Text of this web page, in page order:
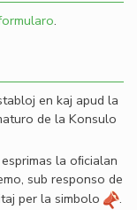
.
en kaj apud la
de la Konsulo
la oﬁcialan
sub responso de
per la simbolo
.